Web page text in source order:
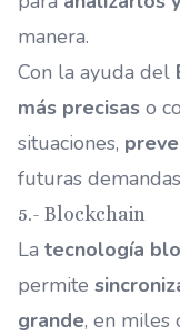
manera.
Con la ayuda del
más precisas o
situaciones,
futuras
5.- Blockchain
La tecnología
permite
grande, en miles